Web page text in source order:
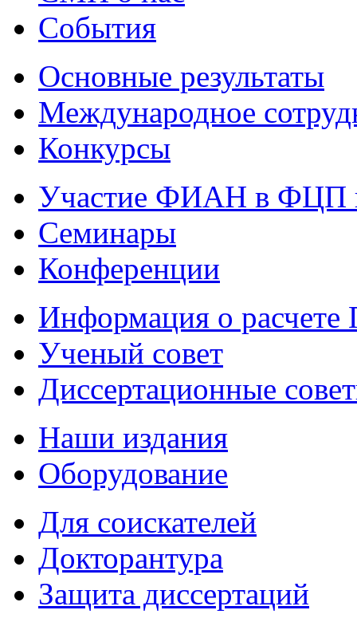
События
Основные результаты
Международное
Конкурсы
Участие ФИАН в ФЦП
Семинары
Конференции
Информация о
Ученый совет
Диссертационные
Наши издания
Оборудование
Для соискателей
Докторантура
Защита диссертаций